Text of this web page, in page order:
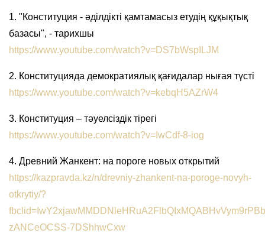
1. "Конституция - әділдікті қамтамасыз етудің құқықтық
базасы", - тарихшы
https://www.youtube.com/watch?v=DS7bWspILJM
2. Конституцияда демократиялық қағидалар нығая түсті
https://www.youtube.com/watch?v=kebqH5AZrW4
3. Конституция – тәуелсіздік тірегі
https://www.youtube.com/watch?v=IwCdf-8-iog
4. Древний Жанкент: на пороге новых открытий
https://kazpravda.kz/n/drevniy-zhankent-na-poroge-novyh-
otkrytiy/?
zANCeOCSS-7DShhwCxw